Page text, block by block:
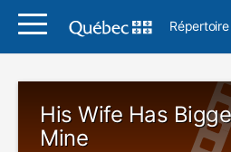
His Wife Has
Mine